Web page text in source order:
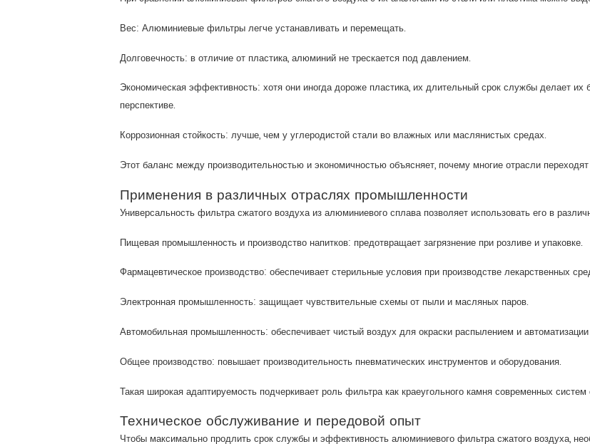
Вес: Алюминиевые фильтры легче устанавливать и перемещать.
Долговечность: в отличие от пластика, алюминий не трескается под давлением.
Экономическая эффективность: хотя они иногда дороже пластика, их длительный срок службы делает
перспективе.
Коррозионная стойкость: лучше, чем у углеродистой стали во влажных или маслянистых средах.
Этот баланс между производительностью и экономичностью объясняет, почему многие отрасли
Применения в различных отраслях промышленности
Универсальность фильтра сжатого воздуха из алюминиевого сплава позволяет использовать его в
Пищевая промышленность и производство напитков: предотвращает загрязнение при розливе и упаковке.
Фармацевтическое производство: обеспечивает стерильные условия при производстве лекарственных
Электронная промышленность: защищает чувствительные схемы от пыли и масляных паров.
Автомобильная промышленность: обеспечивает чистый воздух для окраски распылением и
Общее производство: повышает производительность пневматических инструментов и оборудования.
Такая широкая адаптируемость подчеркивает роль фильтра как краеугольного камня современных систем
Техническое обслуживание и передовой опыт
Чтобы максимально продлить срок службы и эффективность алюминиевого фильтра сжатого воздуха,